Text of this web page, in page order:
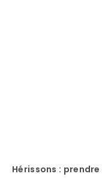
Hérissons : prendre